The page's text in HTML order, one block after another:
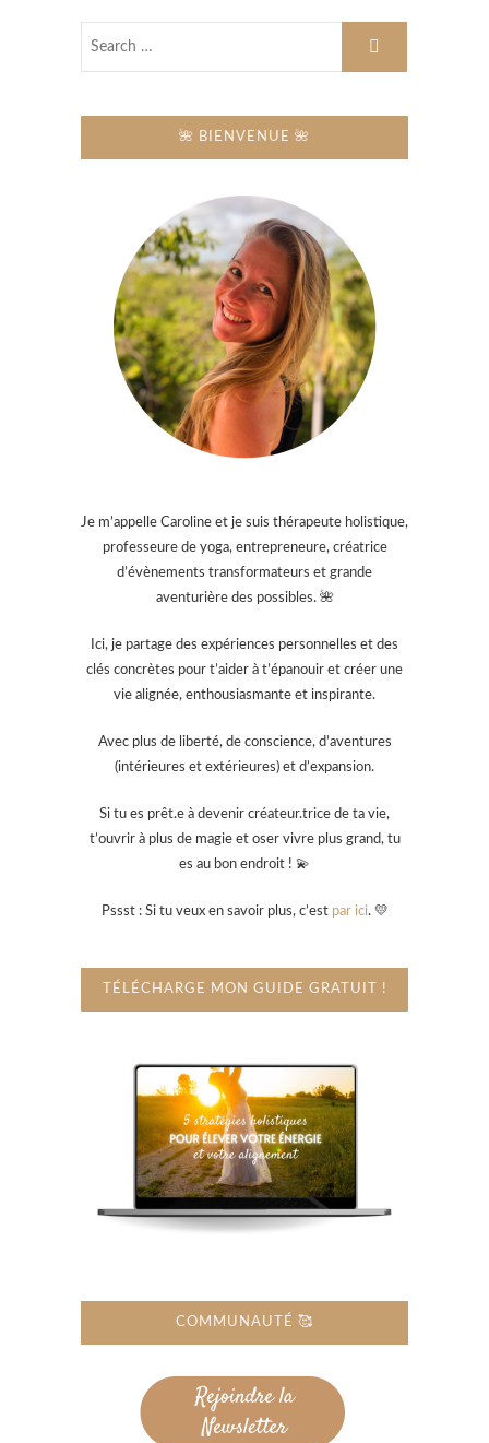
🌺 BIENVENUE 🌺
Je m’appelle Caroline et je suis thérapeute holistique,
professeure de yoga, entrepreneure, créatrice
d’évènements transformateurs et grande
aventurière des possibles. 🌺
Ici, je partage des expériences personnelles et des
clés concrètes pour t’aider à t’épanouir et créer une
vie alignée, enthousiasmante et inspirante.
Avec plus de liberté, de conscience, d’aventures
(intérieures et extérieures) et d’expansion.
Si tu es prêt.e à devenir créateur.trice de ta vie,
t’ouvrir à plus de magie et oser vivre plus grand, tu
es au bon endroit ! 💫
Pssst : Si tu veux en savoir plus, c’est par ici. 💛
TÉLÉCHARGE MON GUIDE GRATUIT !
COMMUNAUTÉ 🥰